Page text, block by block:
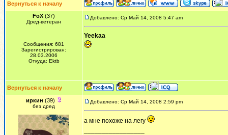
Вернуться к началу
FoX (37)
Дред-ветеран
Сообщения: 681
Зарегистрирован:
28.03.2006
Откуда: Ektb
Добавлено: Ср Май 14, 2008 5:47 am
Yeekaa
Вернуться к началу
иркин (39)
без дред
Добавлено: Ср Май 14, 2008 2:59 pm
а мне похоже на легу